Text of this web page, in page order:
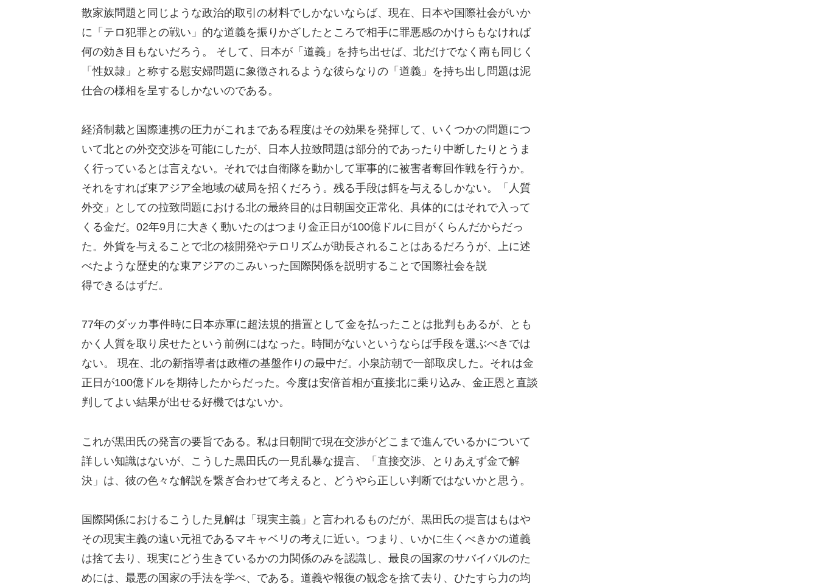
散家族問題と同じような政治的取引の材料でしかないならば、現在、日本や国際社会がいか
に「テロ犯罪との戦い」的な道義を振りかざしたところで相手に罪悪感のかけらもなければ
何の効き目もないだろう。 そして、日本が「道義」を持ち出せば、北だけでなく南も同じく
「性奴隷」と称する慰安婦問題に象徴されるような彼らなりの「道義」を持ち出し問題は泥
仕合の様相を呈するしかないのである。
経済制裁と国際連携の圧力がこれまである程度はその効果を発揮して、いくつかの問題につ
いて北との外交交渉を可能にしたが、日本人拉致問題は部分的であったり中断したりとうま
く行っているとは言えない。それでは自衛隊を動かして軍事的に被害者奪回作戦を行うか。
それをすれば東アジア全地域の破局を招くだろう。残る手段は餌を与えるしかない。「人質
外交」としての拉致問題における北の最終目的は日朝国交正常化、具体的にはそれで入って
くる金だ。02年9月に大きく動いたのはつまり金正日が100億ドルに目がくらんだからだっ
た。外貨を与えることで北の核開発やテロリズムが助長されることはあるだろうが、上に述
べたような歴史的な東アジアのこみいった国際関係を説明することで国際社会を説
得できるはずだ。
77年のダッカ事件時に日本赤軍に超法規的措置として金を払ったことは批判もあるが、とも
かく人質を取り戻せたという前例にはなった。時間がないというならば手段を選ぶべきでは
ない。 現在、北の新指導者は政権の基盤作りの最中だ。小泉訪朝で一部取戻した。それは金
正日が100億ドルを期待したからだった。今度は安倍首相が直接北に乗り込み、金正恩と直談
判してよい結果が出せる好機ではないか。
これが黒田氏の発言の要旨である。私は日朝間で現在交渉がどこまで進んでいるかについて
詳しい知識はないが、こうした黒田氏の一見乱暴な提言、「直接交渉、とりあえず金で解
決」は、彼の色々な解説を繋ぎ合わせて考えると、どうやら正しい判断ではないかと思う。
国際関係におけるこうした見解は「現実主義」と言われるものだが、黒田氏の提言はもはや
その現実主義の遠い元祖であるマキャベリの考えに近い。つまり、いかに生くべきかの道義
は捨て去り、現実にどう生きているかの力関係のみを認識し、最良の国家のサバイバルのた
めには、最悪の国家の手法を学べ、である。道義や報復の観念を捨て去り、ひたすら力の均